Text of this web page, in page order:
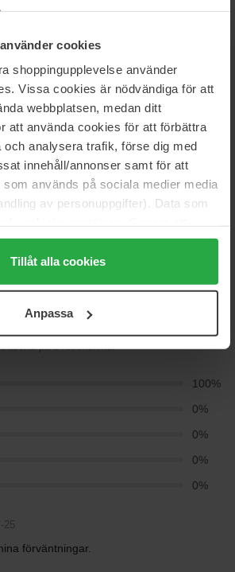
cookies
shoppingupplevelse använder
Vissa cookies är nödvändiga för att
webbplatsen, medan ditt
att använda cookies för att förbättra
och analysera trafik, förse dig med
innehåll/annonser samt för att
används på sociala medier media
av personuppgifter). Data som
cookies" accepterar du alla cookies,
kan anpassa användningen av
som helst återkalla ditt samtycke.
Tillåt alla cookies
Anpassa
5
Baserat på 3 recensioner
100%
0%
0%
0%
0%
25
förväntningar.